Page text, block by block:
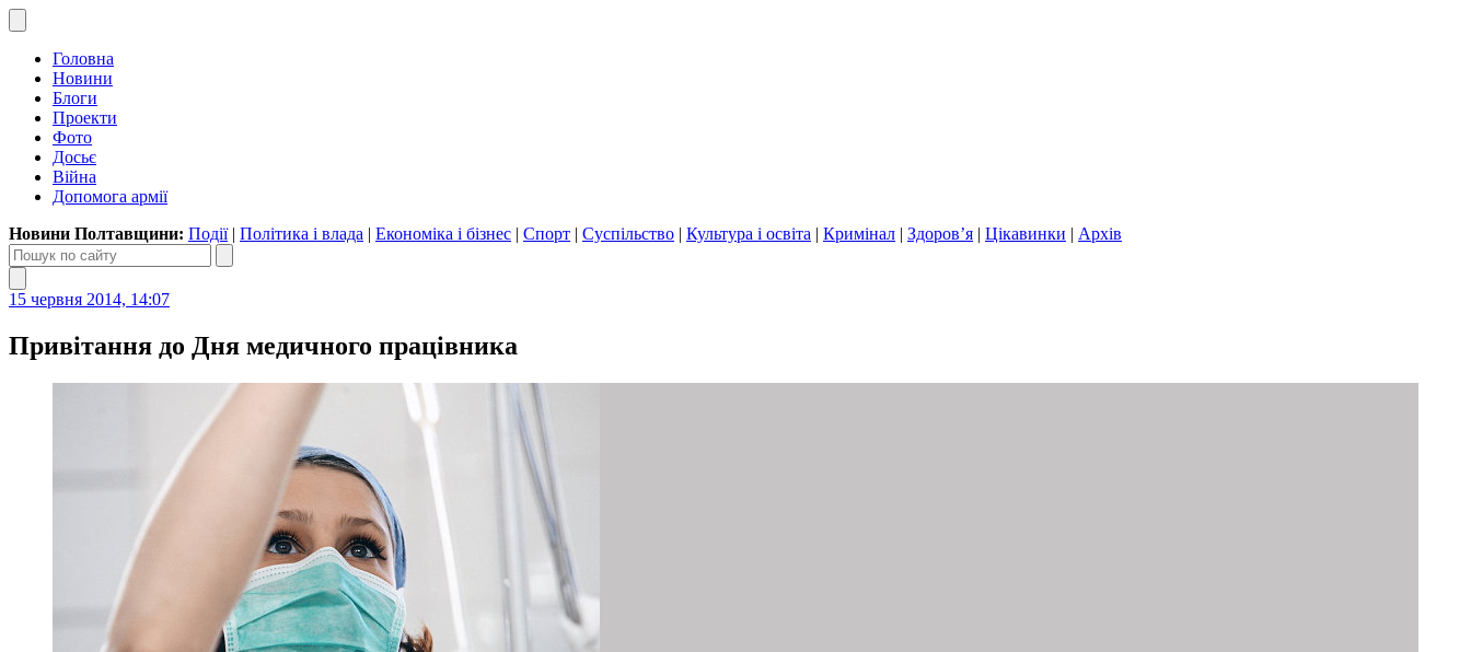
Головна
Новини
Блоги
Проекти
Фото
Досьє
Війна
Допомога армії
Новини Полтавщини: Події| Політика і влада | Економіка і бізнес | Спорт | Суспільство | Культура і освіта | Кримінал | Здоров’я | Цікавинки | Архів
15 червня 2014, 14:07
Привітання до Дня медичного працівника